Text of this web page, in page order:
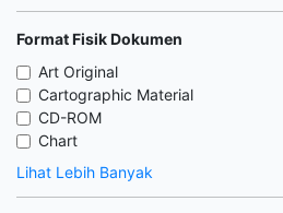
Format Fisik Dokumen
Art Original
Cartographic Material
CD-ROM
Chart
Lihat Lebih Banyak